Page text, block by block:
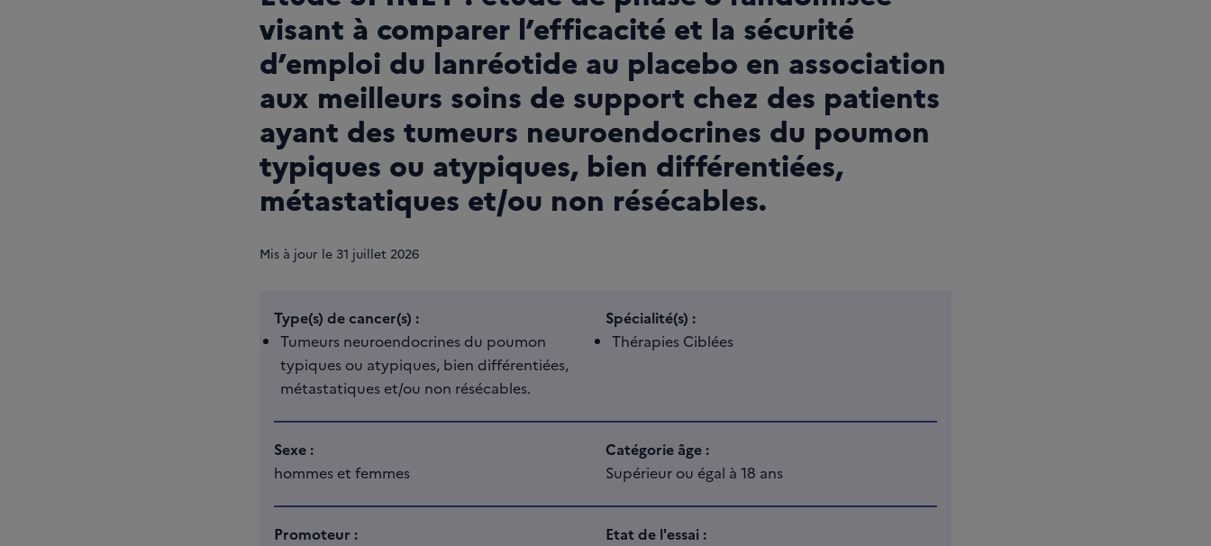
visant à comparer l’efficacité et la sécurité
d’emploi du lanréotide au placebo en association
aux meilleurs soins de support chez des patients
ayant des tumeurs neuroendocrines du poumon
typiques ou atypiques, bien différentiées,
métastatiques et/ou non résécables.
Mis à jour le 31 juillet 2026
Type(s) de cancer(s) :
Tumeurs neuroendocrines du poumon
typiques ou atypiques, bien différentiées,
métastatiques et/ou non résécables.
Spécialité(s) :
Thérapies Ciblées
Sexe :
hommes et femmes
Catégorie âge :
Supérieur ou égal à 18 ans
Promoteur :
Etat de l'essai :